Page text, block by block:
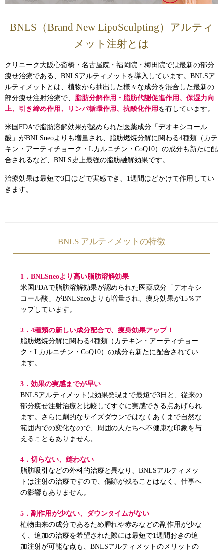
BNLS（Brand New LipoSculpting）アルティ
メット注射とは
クリニーク大阪心斎橋・名古屋院・福岡院・梅田院では最新の部分
痩せ治療である、BNLSアルティメットを導入しています。BNLSア
ルティメットとは、植物から抽出した様々な成分を混合した最新の
部分痩せ注射治療で、 脂肪分解作用・脂肪代謝促進作用、保湿力向
上、引き締め作用、リンパ循環作用、抗酸化作用 を有しています。
米国FDAで脂肪溶解効果が認められた医薬成分「デオキシコール
酸」がBNLSneoよりも増量され、脂肪燃焼分解に関わる4種類（カテ
キン・アーティチョーク・Lカルニチン・CoQ10）の成分も新たに配
合されるなど、BNLS史上最強の脂肪融解効果です。
治療効果は最短で3日ほどで実感でき、1週間ほどかけて作用してい
きます。
BNLS アルティメットの特徴
1．BNLSneoより高い脂肪溶解効果
米国FDAで脂肪溶解効果が認められた医薬成分「デオキシ
コール酸」がBNLSneoよりも増量され、痩身効果が15％ア
ップしています。
2．4種類の新しい成分配合で、痩身効果アップ！
脂肪燃焼分解に関わる4種類（カテキン・アーティチョー
ク・Lカルニチン・CoQ10）の成分も新たに配合されてい
ます。
3．効果の実感までが早い
BNLSアルティメットは効果発現まで最短で3日と、従来の
部分痩せ注射治療と比較してすぐに実感できる点あげられ
ます。さらに劇的なサイズダウンではなくあくまで自然な
範囲内での変化なので、周囲の人たちへ不健康な印象を与
えることもありません。
4．切らない、縫わない
脂肪吸引などの外科的治療と異なり、BNLSアルティメッ
トは注射の治療ですので、傷跡が残ることはなく、仕事へ
の影響もありません。
5．副作用が少ない、ダウンタイムがない
植物由来の成分であるため腫れや赤みなどの副作用が少な
く、追加の治療を希望された際には最短で1週間おきの追
加注射が可能な点も、BNLSアルティメットのメリットの